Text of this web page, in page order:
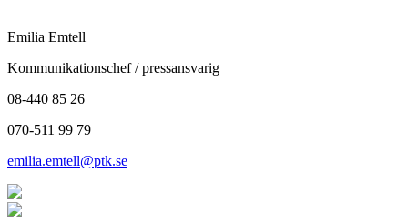
Emilia Emtell
Kommunikationschef / pressansvarig
08-440 85 26
070-511 99 79
emilia.emtell@ptk.se